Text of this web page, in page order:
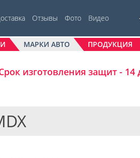
Отзывы Фото Видео
МАРКИ АВТО ПРОДУКЦИЯ
изготовления защит - 14